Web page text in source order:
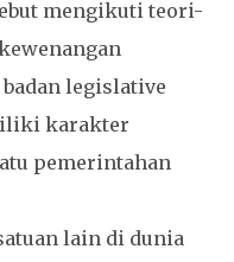
mengikuti teori-
legislative
karakter
pemerintahan
lain di dunia